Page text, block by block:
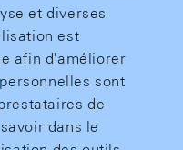
et diverses
est
afin d'améliorer
sont
de
dans le